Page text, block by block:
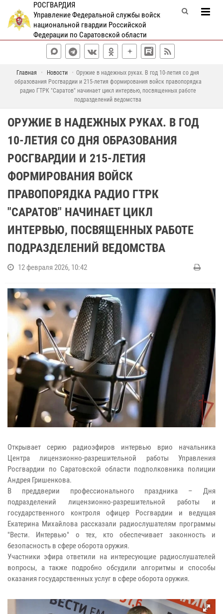
РОСГВАРДИЯ
Управление Федеральной службы войск
национальной гвардии Российской
Федерации по Саратовской области
Главная Новости
Оружие в надежных руках. В год 10-летия со дня
образования Росгвардии и 215-летия формирования войск правопорядка
радио ГТРК "Саратов" начинает цикл интервью, посвященных работе
подразделений ведомства
ОРУЖИЕ В НАДЕЖНЫХ РУКАХ. В ГОД
10-ЛЕТИЯ СО ДНЯ ОБРАЗОВАНИЯ
РОСГВАРДИИ И 215-ЛЕТИЯ
ФОРМИРОВАНИЯ ВОЙСК
ПРАВОПОРЯДКА РАДИО ГТРК
"САРАТОВ" НАЧИНАЕТ ЦИКЛ
ИНТЕРВЬЮ, ПОСВЯЩЕННЫХ РАБОТЕ
ПОДРАЗДЕЛЕНИЙ ВЕДОМСТВА
12 февраля 2026, 10:42
Открывает серию радиоэфиров интервью врио начальника
Центра лицензионно-разрешительной работы Управления
Росгвардии по Саратовской области подполковника полиции
Андрея Гришенкова.
В преддверии профессионального праздника – Дня
подразделений лицензионно-разрешительной работы и
государственного контроля офицер Росгвардии и ведущая
Екатерина Михайлова рассказали радиослушателям программы
"Вести. Интервью" о тех, кто обеспечивает законность и
безопасность в сфере оборота оружия.
Участники эфира ответили на интересующие радиослушателей
вопросы, а также подробно обсудили алгоритмы и способы
оказания государственных услуг в сфере оборота оружия.